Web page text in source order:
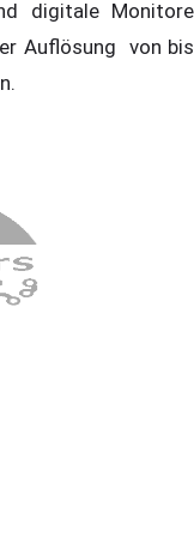
digitale Monitore
Auflösung von bis